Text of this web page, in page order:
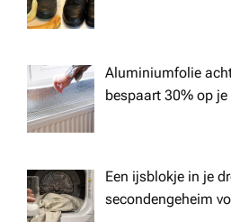
Aluminiumfolie
bespaart 30% op
Een ijsblokje in je
secondengeheim